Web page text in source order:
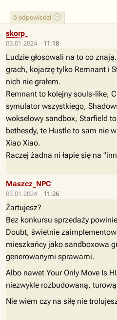
5 odpowiedzi
03.01.2024 11:18
skorp_
Ludzie głosowali na to co
grach, kojarzę tylko Remnant i
nich nie grałem.
Remnant to kolejny souls-like,
symulator wszystkiego,
wokselowy sandbox, Starfield
bethesdy, te Hustle to sam nie
Xiao Xiao.
Raczej żadna ni łapie się na
03.01.2024 11:26
Maszcz_NPC
Żartujesz?
Bez konkursu sprzedaży
Doubt, świetnie
mieszkańcy jako sandboxowa
generowanymi sprawami.
Albo nawet Your Only Move Is
niezwykle rozbudowaną,
Nie wiem czy na siłę nie